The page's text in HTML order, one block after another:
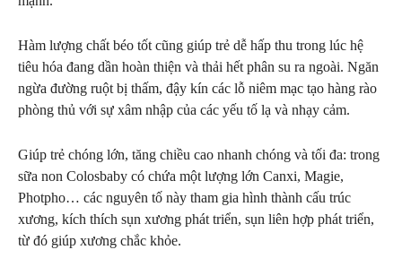
Hàm lượng chất béo tốt cũng giúp trẻ dễ hấp thu trong lúc hệ
tiêu hóa đang dần hoàn thiện và thải hết phân su ra ngoài. Ngăn
ngừa đường ruột bị thấm, đậy kín các lỗ niêm mạc tạo hàng rào
phòng thủ với sự xâm nhập của các yếu tố lạ và nhạy cảm.
Giúp trẻ chóng lớn, tăng chiều cao nhanh chóng và tối đa: trong
sữa non Colosbaby có chứa một lượng lớn Canxi, Magie,
Photpho… các nguyên tố này tham gia hình thành cấu trúc
xương, kích thích sụn xương phát triển, sụn liên hợp phát triển,
từ đó giúp xương chắc khỏe.